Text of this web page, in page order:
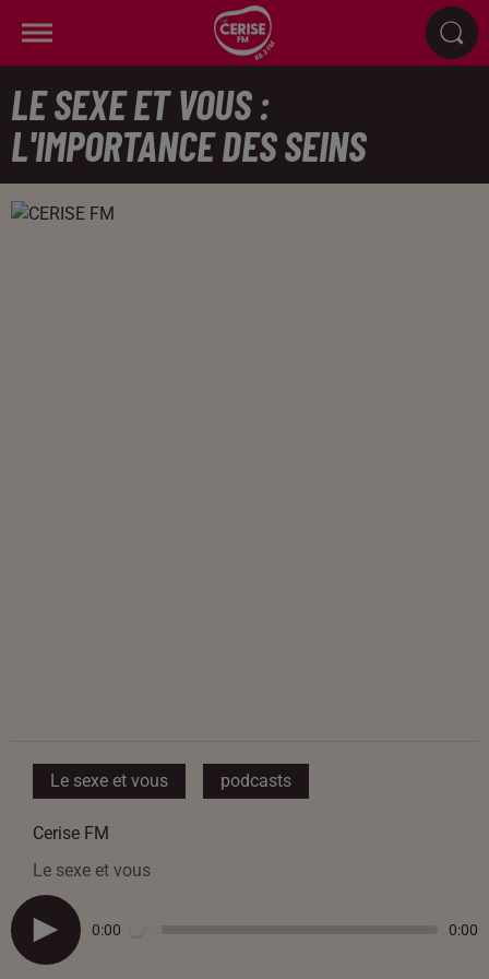
LE SEXE ET VOUS :
L'IMPORTANCE DES SEINS
Le sexe et vous podcasts
Cerise FM
Le sexe et vous
0:00 0:00